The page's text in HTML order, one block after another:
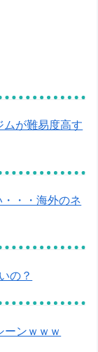
ムが難易度高す
・・・海外のネ
の？
ーンｗｗｗ